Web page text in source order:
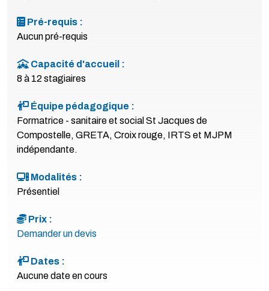
Pré-requis :
Aucun pré-requis
Capacité d'accueil :
8 à 12 stagiaires
Équipe pédagogique :
Formatrice - sanitaire et social St Jacques de
Compostelle, GRETA, Croix rouge, IRTS et MJPM
indépendante.
Modalités :
Présentiel
Prix :
Demander un devis
Dates :
Aucune date en cours